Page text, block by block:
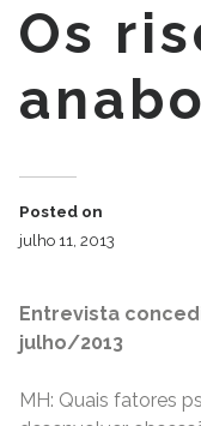
Os
Posted on
julho 11, 2013
Entrevista
julho/2013
MH: Quais fatores